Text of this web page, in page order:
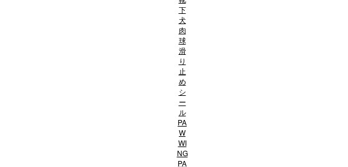
下
犬
肉
球
滑
り
止
め
シ
ー
ル
PA
W
WI
NG
PA